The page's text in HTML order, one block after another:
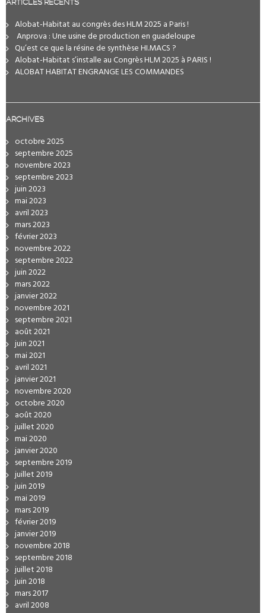
ARTICLES RÉCENTS
Alobat-Habitat au congrès des HLM 2025 a Paris !
️ Anprova : Une usine de production en guadeloupe
Qu’est ce que la résine de synthèse HI.MACS ?
Alobat-Habitat s’installe au Congrès HLM 2025 à PARIS !
ALOBAT HABITAT ENGRANGE LES COMMANDES
ARCHIVES
octobre 2025
septembre 2025
novembre 2023
septembre 2023
juin 2023
mai 2023
avril 2023
mars 2023
février 2023
novembre 2022
septembre 2022
juin 2022
mars 2022
janvier 2022
novembre 2021
septembre 2021
août 2021
juin 2021
mai 2021
avril 2021
janvier 2021
novembre 2020
octobre 2020
août 2020
juillet 2020
mai 2020
janvier 2020
septembre 2019
juillet 2019
juin 2019
mai 2019
mars 2019
février 2019
janvier 2019
novembre 2018
septembre 2018
juillet 2018
juin 2018
mars 2017
avril 2008